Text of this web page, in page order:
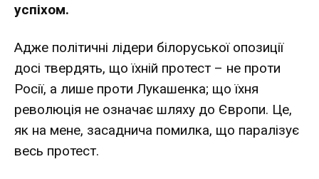
успіхом.
Адже політичні лідери білоруської опозиції
досі твердять, що їхній протест – не проти
Росії, а лише проти Лукашенка; що їхня
революція не означає шляху до Європи. Це,
як на мене, засаднича помилка, що паралізує
весь протест.